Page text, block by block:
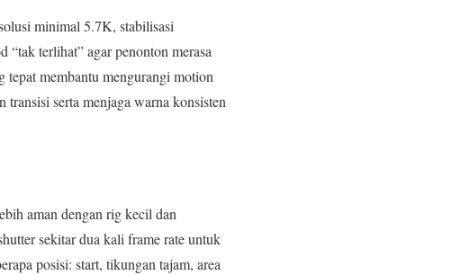
minimal 5.7K, stabilisasi
terlihat” agar penonton merasa
membantu mengurangi motion
serta menjaga warna konsisten
aman dengan rig kecil dan
sekitar dua kali frame rate untuk
posisi: start, tikungan tajam, area